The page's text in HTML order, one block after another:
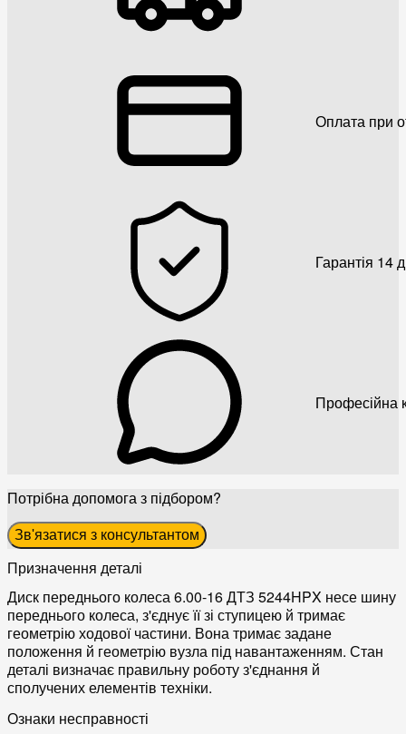
Оплата при
Гарантія 14
Професійна
Потрібна допомога з підбором?
Зв'язатися з консультантом
Призначення деталі
Диск переднього колеса 6.00-16 ДТЗ 5244HPX несе шину
переднього колеса, з'єднує її зі ступицею й тримає
геометрію ходової частини. Вона тримає задане
положення й геометрію вузла під навантаженням. Стан
деталі визначає правильну роботу з'єднання й
сполучених елементів техніки.
Ознаки несправності